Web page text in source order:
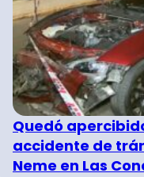
Quedó
accidente de
Neme en Las